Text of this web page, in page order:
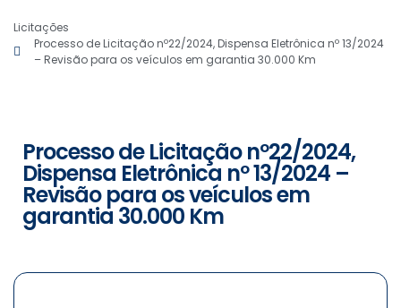
Licitações
Processo de Licitação nº22/2024, Dispensa Eletrônica nº 13/2024
– Revisão para os veículos em garantia 30.000 Km
Processo de Licitação nº22/2024,
Dispensa Eletrônica nº 13/2024 –
Revisão para os veículos em
garantia 30.000 Km